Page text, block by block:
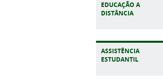
EDUCAÇÃO A
DISTÂNCIA
ASSISTÊNCIA
ESTUDANTIL